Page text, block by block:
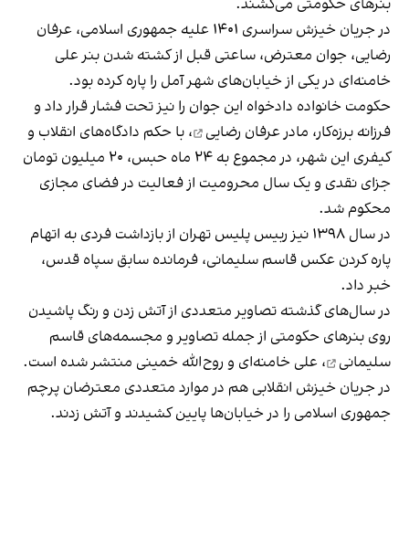
در جریان خیزش سراسری ۱۴۰۱ علیه جمهوری اسلامی، عرفان
رضایی، جوان معترض، ساعتی قبل از کشته شدن بنر علی
خامنه‌ای در یکی از خیابان‌های شهر آمل را پاره کرده بود.
حکومت خانواده دادخواه این جوان را نیز تحت فشار قرار داد و
فرزانه برزه‌کار، مادر عرفان رضایی
، با حکم دادگاه‌های انقلاب و
کیفری این شهر، در مجموع به ۲۴ ماه حبس، ۲۰ میلیون تومان
جزای نقدی و یک سال محرومیت از فعالیت در فضای مجازی
محکوم شد.
در سال ۱۳۹۸ نیز ربیس پلیس تهران از بازداشت فردی به اتهام
پاره کردن عکس قاسم سلیمانی، فرمانده سابق سپاه قدس،
خبر داد.
در سال‌های گذشته تصاویر متعددی از آتش زدن و رنگ پاشیدن
روی بنرهای حکومتی از جمله تصاویر و مجسمه‌های قاسم
سلیمانی
، علی خامنه‌ای و روح‌الله خمینی منتشر شده است.
در جریان خیزش انقلابی هم در موارد متعددی معترضان پرچم‌
جمهوری اسلامی را در خیابان‌ها پایین کشیدند و آتش زدند.